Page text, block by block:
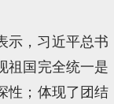
示，习近平总书
祖国完全统一是
性；体现了团结